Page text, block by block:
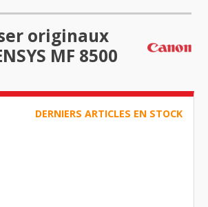
originaux
MF 8500
DERNIERS ARTICLES EN STOCK